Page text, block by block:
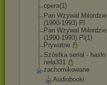
opera(1)
Pan Wzywal Milordzie
(1990-1993) Pl
Pan Wzywal Milordzie
(1990-1993) Pl(1)
Prywatne
Szóstka serial - hasło
nela331
zachomikowane
Audiobooki